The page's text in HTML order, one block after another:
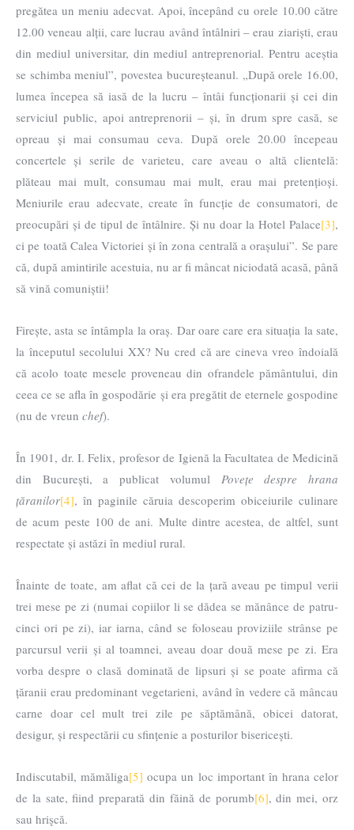
pregătea un meniu adecvat. Apoi, începând cu orele 10.00 către
12.00 veneau alții, care lucrau având întâlniri – erau ziariști, erau
din mediul universitar, din mediul antreprenorial. Pentru aceștia
se schimba meniul”, povestea bucureșteanul. „După orele 16.00,
lumea începea să iasă de la lucru – întâi funcționarii și cei din
serviciul public, apoi antreprenorii – și, în drum spre casă, se
opreau și mai consumau ceva. După orele 20.00 începeau
concertele și serile de varieteu, care aveau o altă clientelă:
plăteau mai mult, consumau mai mult, erau mai pretențioși.
Meniurile erau adecvate, create în funcție de consumatori, de
preocupări și de tipul de întâlnire. Și nu doar la Hotel Palace[3],
ci pe toată Calea Victoriei și în zona centrală a orașului”. Se pare
că, după amintirile acestuia, nu ar fi mâncat niciodată acasă, până
să vină comuniștii!
Firește, asta se întâmpla la oraș. Dar oare care era situația la sate,
la începutul secolului XX? Nu cred că are cineva vreo îndoială
că acolo toate mesele proveneau din ofrandele pământului, din
ceea ce se afla în gospodărie și era pregătit de eternele gospodine
(nu de vreun chef).
În 1901, dr. I. Felix, profesor de Igienă la Facultatea de Medicină
din București, a publicat volumul Povețe despre hrana
țăranilor[4], în paginile căruia descoperim obiceiurile culinare
de acum peste 100 de ani. Multe dintre acestea, de altfel, sunt
respectate și astăzi în mediul rural.
Înainte de toate, am aflat că cei de la țară aveau pe timpul verii
trei mese pe zi (numai copiilor li se dădea se mănânce de patru-
cinci ori pe zi), iar iarna, când se foloseau proviziile strânse pe
parcursul verii și al toamnei, aveau doar două mese pe zi. Era
vorba despre o clasă dominată de lipsuri și se poate afirma că
țăranii erau predominant vegetarieni, având în vedere că mâncau
carne doar cel mult trei zile pe săptămână, obicei datorat,
desigur, și respectării cu sfințenie a posturilor bisericești.
Indiscutabil, mămăliga[5] ocupa un loc important în hrana celor
de la sate, fiind preparată din făină de porumb[6], din mei, orz
sau hrişcă.